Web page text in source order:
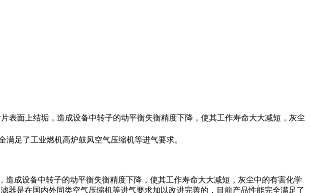
表面上结垢，造成设备中转子的动平衡失衡精度下降，使其工作寿命大大减短，灰尘
足了工业燃机高炉鼓风空气压缩机等进气要求。
成设备中转子的动平衡失衡精度下降，使其工作寿命大大减短，灰尘中的有害化学
是在国内外同类空气压缩机等进气要求加以改进完善的，目前产品性能完全满足了